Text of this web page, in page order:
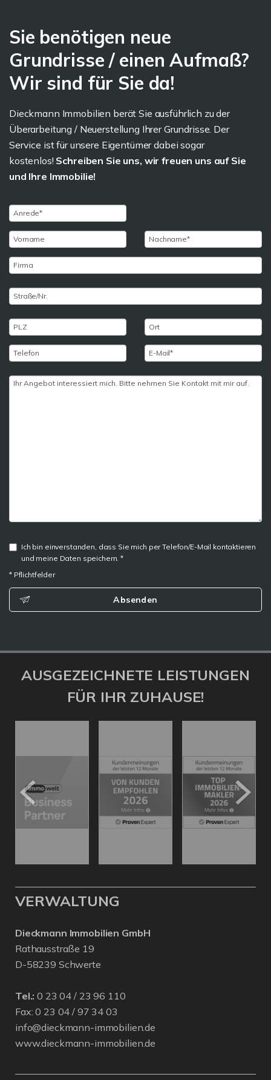
Sie benötigen neue
Grundrisse / einen Aufmaß?
Wir sind für Sie da!
Dieckmann Immobilien berät Sie ausführlich zu der
Überarbeitung / Neuerstellung Ihrer Grundrisse. Der
Service ist für unsere Eigentümer dabei sogar
kostenlos! Schreiben Sie uns, wir freuen uns auf Sie
und Ihre Immobilie!
Ich bin einverstanden, dass Sie mich per Telefon/E-Mail kontaktieren
und meine Daten speichern. *
* Pflichtfelder
Absenden
AUSGEZEICHNETE LEISTUNGEN
FÜR IHR ZUHAUSE!
VERWALTUNG
Dieckmann Immobilien GmbH
Rathausstraße 19
D-58239 Schwerte
Tel.: 0 23 04 / 23 96 110
Fax: 0 23 04 / 97 34 03
info@dieckmann-immobilien.de
www.dieckmann-immobilien.de